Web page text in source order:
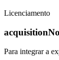
Licenciamento
Para integrar a